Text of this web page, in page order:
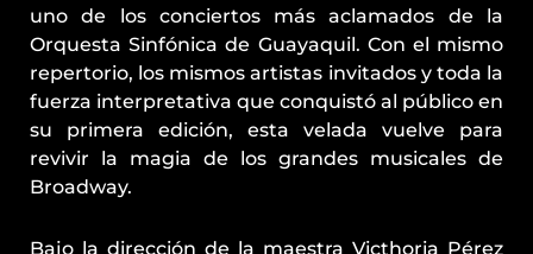
uno de los conciertos más aclamados de la
Orquesta Sinfónica de Guayaquil. Con el mismo
repertorio, los mismos artistas invitados y toda la
fuerza interpretativa que conquistó al público en
su primera edición, esta velada vuelve para
revivir la magia de los grandes musicales de
Broadway.
Bajo la dirección de la maestra Victhoria Pérez